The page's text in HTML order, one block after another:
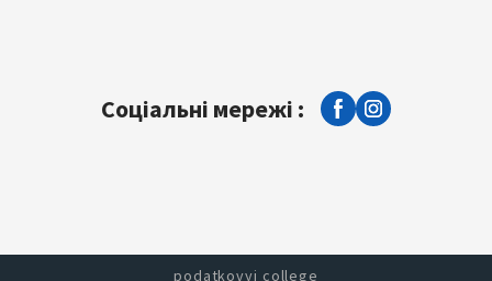
Соціальні мережі :
podatkovyi college